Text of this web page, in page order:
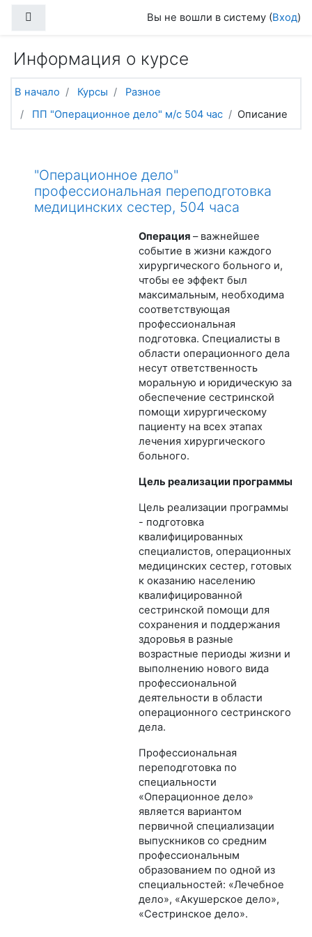
Вы не вошли в систему (Вход)
Информация о курсе
В начало Курсы
Разное
ПП "Операционное дело" м/с 504 час
Описание
"Операционное дело"
профессиональная переподготовка
медицинских сестер, 504 часа
Операция– важнейшее
событие в жизни каждого
хирургического больного и,
чтобы ее эффект был
максимальным, необходима
соответствующая
профессиональная
подготовка. Специалисты в
области операционного дела
несут ответственность
моральную и юридическую за
обеспечение сестринской
помощи хирургическому
пациенту на всех этапах
лечения хирургического
больного.
Цель реализации программы
Цель реализации программы
- подготовка
квалифицированных
специалистов, операционных
медицинских сестер, готовых
к оказанию населению
квалифицированной
сестринской помощи для
сохранения и поддержания
здоровья в разные
возрастные периоды жизни и
выполнению нового вида
профессиональной
деятельности в области
операционного сестринского
дела.
Профессиональная
переподготовка по
специальности
«Операционное дело»
является вариантом
первичной специализации
выпускников со средним
профессиональным
образованием по одной из
специальностей: «Лечебное
дело», «Акушерское дело»,
«Сестринское дело».